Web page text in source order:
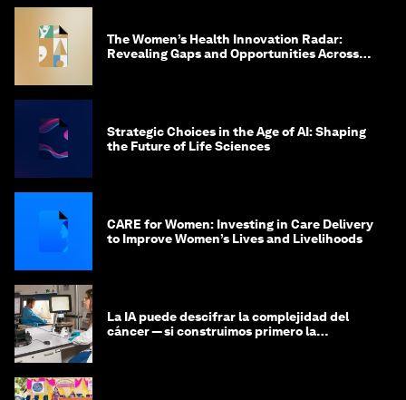
The Women’s Health Innovation Radar:
Revealing Gaps and Opportunities Across
Strategic Choices in the Age of AI: Shaping
the Future of Life Sciences
CARE for Women: Investing in Care Delivery
to Improve Women’s Lives and Livelihoods
La IA puede descifrar la complejidad del
cáncer — si construimos primero la